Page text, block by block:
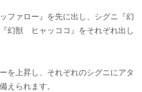
ファロー』を先に出し、シグニ『幻
幻獣 ヒャッココ』をそれぞれ出し
を上昇し、それぞれのシグニにアタ
えられます。